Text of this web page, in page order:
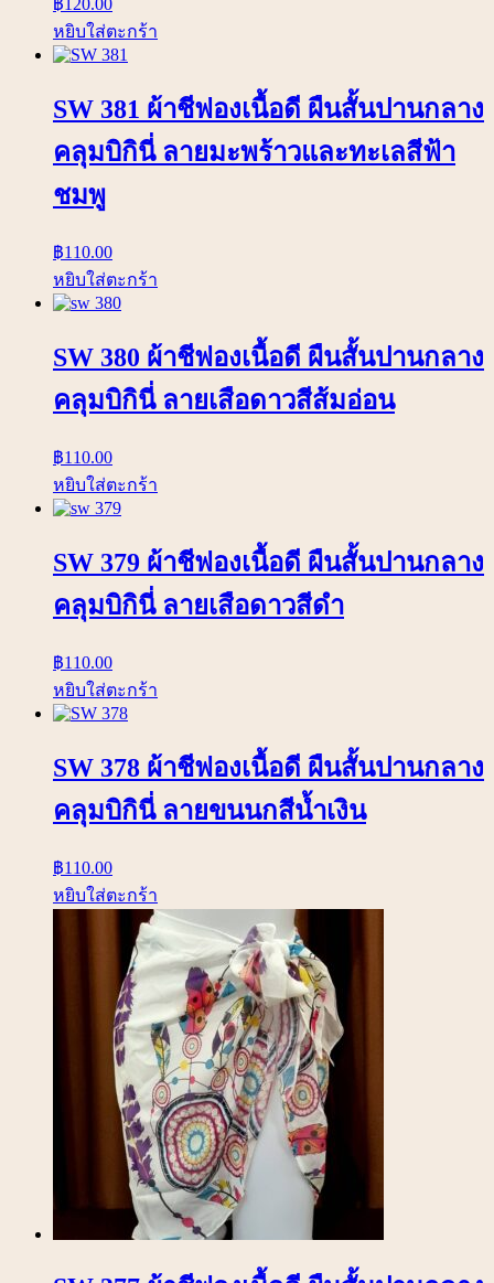
฿ 120.00
หยิบใส่ตะกร้า
SW 381 ผ้าชีฟองเนื้อดี ผืนสั้นปานกลาง
คลุมบิกินี่ ลายมะพร้าวและทะเลสีฟ้า
ชมพู
฿110.00
หยิบใส่ตะกร้า
SW 380 ผ้าชีฟองเนื้อดี ผืนสั้นปานกลาง
คลุมบิกินี่ ลายเสือดาวสีส้มอ่อน
฿110.00
หยิบใส่ตะกร้า
SW 379 ผ้าชีฟองเนื้อดี ผืนสั้นปานกลาง
คลุมบิกินี่ ลายเสือดาวสีดำ
฿110.00
หยิบใส่ตะกร้า
SW 378 ผ้าชีฟองเนื้อดี ผืนสั้นปานกลาง
คลุมบิกินี่ ลายขนนกสีน้ำเงิน
฿110.00
หยิบใส่ตะกร้า